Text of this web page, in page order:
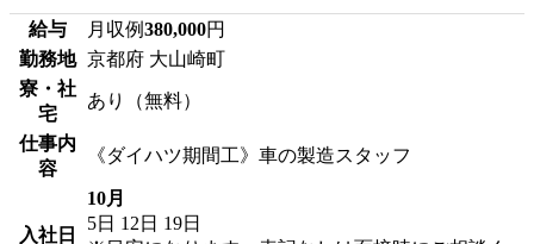
給与 月収例380,000円
勤務地 京都府 大山崎町
寮・社
宅
あり（無料）
仕事内
容
《ダイハツ期間工》車の製造スタッフ
入社日
10月
5日 12日 19日